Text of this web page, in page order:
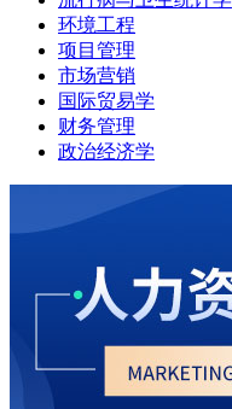
环境工程
项目管理
市场营销
国际贸易学
财务管理
政治经济学